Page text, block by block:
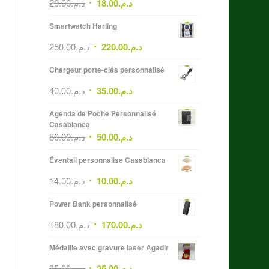
د.م.20.00 د.م.18.00
Smartwatch Harling
د.م.250.00 د.م.220.00
Chargeur porte-clés personnalisé
د.م.40.00 د.م.35.00
Agenda de Poche Personnalisé
Casablanca
د.م.80.00 د.م.50.00
Éventail personnalise Casablanca
د.م.14.00 د.م.10.00
Power Bank personnalisé
د.م.180.00 د.م.170.00
Médaille avec gravure laser Agadir